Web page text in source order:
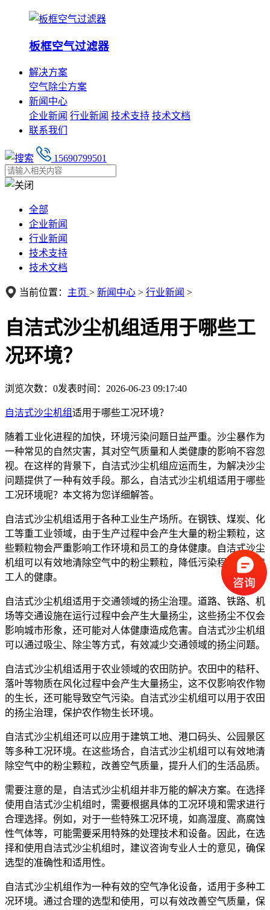
板框空气过滤器
解决方案
空气除尘方案
新闻中心
企业新闻 行业新闻 技术支持 技术文档
联系我们
15690799501
全部
企业新闻
行业新闻
技术支持
技术文档
当前位置： 主页 > 新闻中心 > 行业新闻 >
自洁式沙尘机组适用于哪些工
况环境？
浏览次数： 0发表时间：2026-06-23 09:17:40
自洁式沙尘机组适用于哪些工况环境？
随着工业化进程的加快，环境污染问题日益严重。沙尘暴作为
一种常见的自然灾害，其对空气质量和人类健康的影响不容忽
视。在这样的背景下，自洁式沙尘机组应运而生，为解决沙尘
问题提供了一种有效手段。那么，自洁式沙尘机组适用于哪些
工况环境呢？本文将为您详细解答。
自洁式沙尘机组适用于各种工业生产场所。在钢铁、煤炭、化
工等重工业领域，由于生产过程中会产生大量的粉尘颗粒，这
些颗粒物会严重影响工作环境和员工的身体健康。自洁式沙尘
机组可以有效地清除空气中的粉尘颗粒，降低污染程度，保障
工人的健康。
自洁式沙尘机组适用于交通领域的扬尘治理。道路、铁路、机
场等交通设施在运行过程中会产生大量扬尘，这些扬尘不仅会
影响城市形象，还可能对人体健康造成危害。自洁式沙尘机组
可以通过吸尘、除尘等方式，有效减少交通领域的扬尘问题。
自洁式沙尘机组适用于农业领域的农田防护。农田中的秸秆、
落叶等物质在风化过程中会产生大量扬尘，这不仅影响农作物
的生长，还可能导致空气污染。自洁式沙尘机组可以用于农田
的扬尘治理，保护农作物生长环境。
自洁式沙尘机组还可以应用于建筑工地、港口码头、公园景区
等多种工况环境。在这些场合，自洁式沙尘机组可以有效地清
除空气中的粉尘颗粒，改善空气质量，提升人们的生活品质。
需要注意的是，自洁式沙尘机组并非万能的解决方案。在选择
使用自洁式沙尘机组时，需要根据具体的工况环境和需求进行
合理选择。例如，对于一些特殊工况环境，如高湿度、高腐蚀
性气体等，可能需要采用特殊的处理技术和设备。因此，在选
择和使用自洁式沙尘机组时，建议咨询专业人士的意见，确保
选型的准确性和适用性。
自洁式沙尘机组作为一种有效的空气净化设备，适用于多种工
况环境。通过合理的选型和使用，可以有效改善空气质量，保